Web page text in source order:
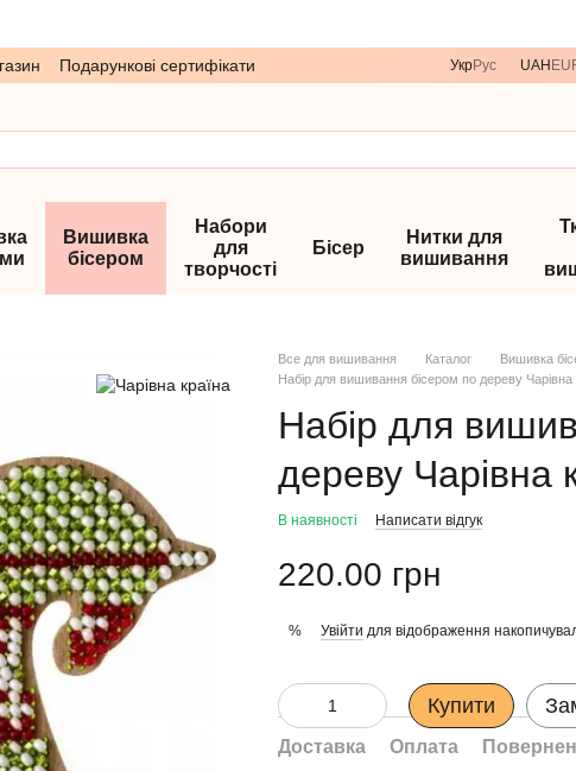
Подарункові сертифікати УкрРус UAH
Вишивка
бісером
Набори
для
творчості
Бісер
Нитки для
вишивання
Все для вишивання Каталог Вишивка
Набір для вишивання бісером по дереву Чарівна
Набір для
дереву Чарівна
В наявності Написати відгук
220.00 грн
% Увійти для відображення
Купити
Доставка Оплата